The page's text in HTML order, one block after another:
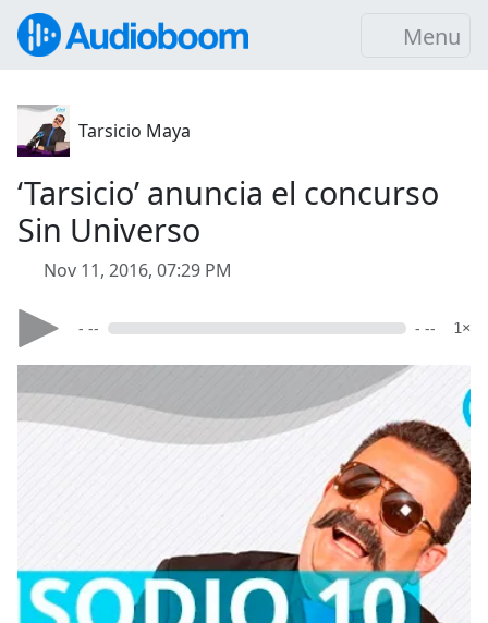
Menu
Tarsicio Maya
‘Tarsicio’ anuncia el concurso
Sin Universo
Nov 11, 2016, 07:29 PM
- -- - -- 1×